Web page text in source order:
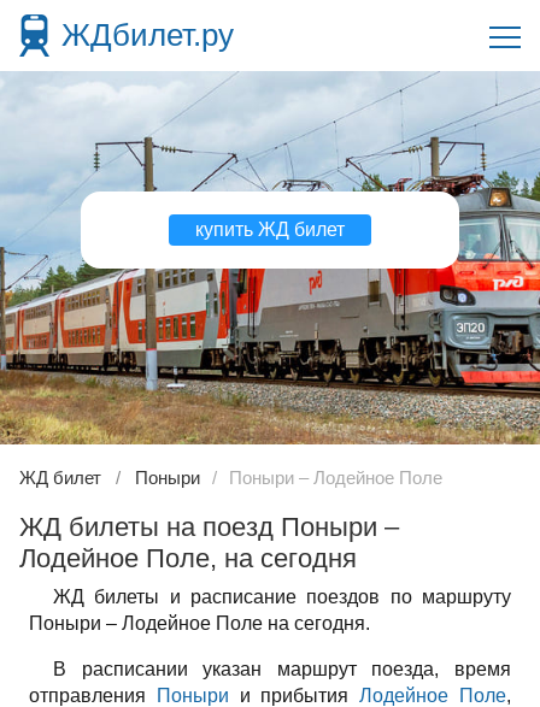
ЖДбилет.ру
купить ЖД билет
ЖД билет Поныри Поныри – Лодейное Поле
ЖД билеты на поезд Поныри –
Лодейное Поле, на сегодня
ЖД билеты и расписание поездов по маршруту
Поныри – Лодейное Поле на сегодня.
В расписании указан маршрут поезда, время
отправления
Поныри и прибытияЛодейное Поле,